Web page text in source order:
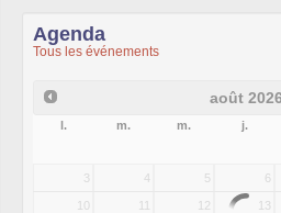
Agenda
Tous les événements
août 2026
l. m. m. j.
3 4 5 6
10 11 12 13